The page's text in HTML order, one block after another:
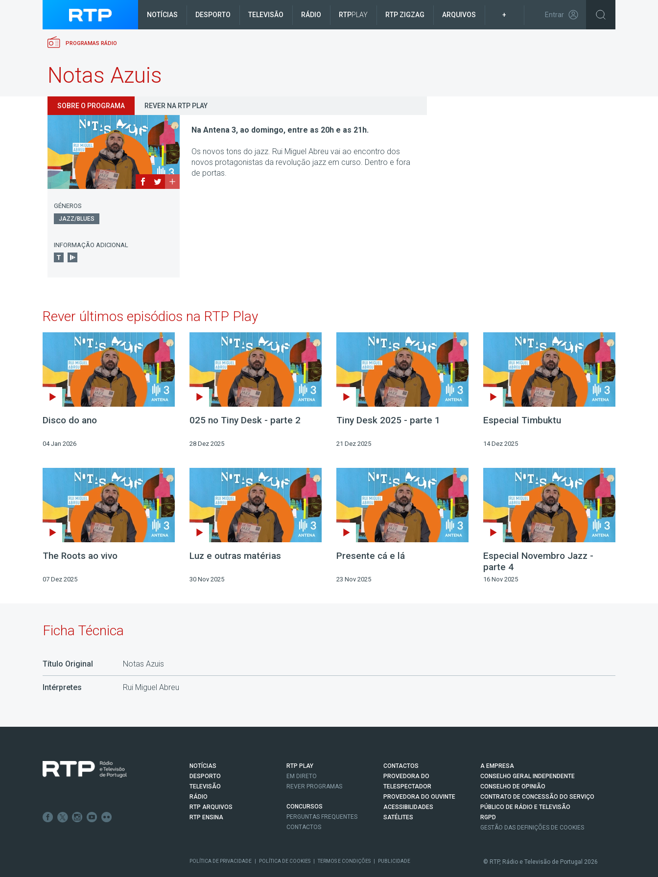
NOTÍCIAS DESPORTO TELEVISÃO RÁDIO RTPPLAY RTP ZIGZAG ARQUIVOS + Entrar
PROGRAMAS RÁDIO
Notas Azuis
SOBRE O PROGRAMA REVER NA RTP PLAY
GÉNEROS
JAZZ/BLUES
INFORMAÇÃO ADICIONAL
Na Antena 3, ao domingo, entre as 20h e as 21h.
Os novos tons do jazz. Rui Miguel Abreu vai ao encontro dos
novos protagonistas da revolução jazz em curso. Dentro e fora
de portas.
Rever últimos episódios na RTP Play
Disco do ano
04 Jan 2026
025 no Tiny Desk - parte 2
28 Dez 2025
Tiny Desk 2025 - parte 1
21 Dez 2025
Especial Timbuktu
14 Dez 2025
The Roots ao vivo
07 Dez 2025
Luz e outras matérias
30 Nov 2025
Presente cá e lá
23 Nov 2025
Especial Novembro Jazz -
parte 4
16 Nov 2025
Ficha Técnica
Título Original Notas Azuis
Intérpretes Rui Miguel Abreu
NOTÍCIAS
DESPORTO
TELEVISÃO
RÁDIO
RTP ARQUIVOS
RTP ENSINA
RTP PLAY
EM DIRETO
REVER PROGRAMAS
CONCURSOS
PERGUNTAS FREQUENTES
CONTACTOS
CONTACTOS
PROVEDORA DO
TELESPECTADOR
PROVEDORA DO OUVINTE
ACESSIBILIDADES
SATÉLITES
A EMPRESA
CONSELHO GERAL INDEPENDENTE
CONSELHO DE OPINIÃO
CONTRATO DE CONCESSÃO DO SERVIÇO
PÚBLICO DE RÁDIO E TELEVISÃO
RGPD
GESTÃO DAS DEFINIÇÕES DE COOKIES
POLÍTICA DE PRIVACIDADE POLÍTICA DE COOKIES TERMOS E CONDIÇÕES PUBLICIDADE © RTP, Rádio e Televisão de Portugal 2026